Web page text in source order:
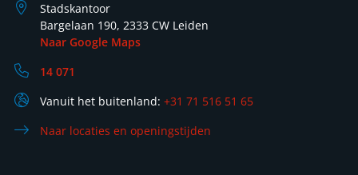
Stadskantoor
Bargelaan 190, 2333 CW Leiden
Naar Google Maps
14 071
Vanuit het buitenland: +31 71 516 51 65
Naar locaties en openingstijden